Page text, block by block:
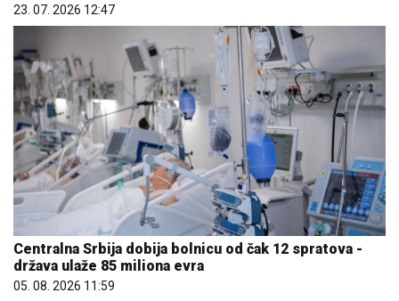
23. 07. 2026 12:47
Centralna Srbija dobija bolnicu od čak 12 spratova -
država ulaže 85 miliona evra
05. 08. 2026 11:59